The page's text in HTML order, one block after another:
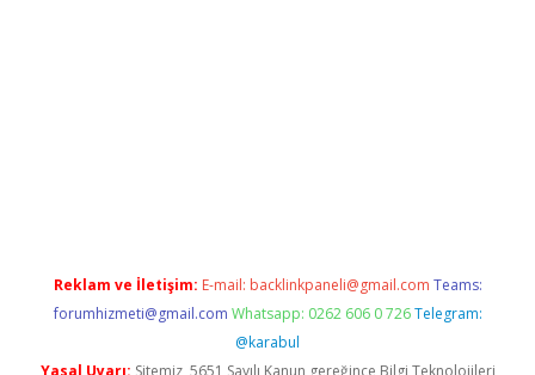
Reklam ve İletişim: E-mail: backlinkpaneli@gmail.com Teams:
forumhizmeti@gmail.com Whatsapp: 0262 606 0 726 Telegram:
@karabul
Yasal Uyarı: Sitemiz, 5651 Sayılı Kanun gereğince Bilgi Teknolojileri